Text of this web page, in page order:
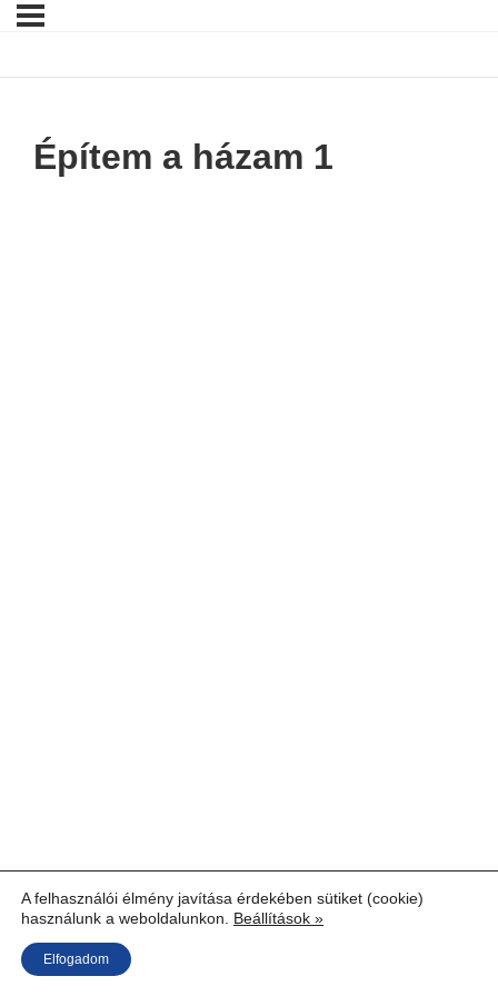
Építem a házam 1
A felhasználói élmény javítása érdekében sütiket (cookie)
használunk a weboldalunkon. Beállítások »
Elfogadom